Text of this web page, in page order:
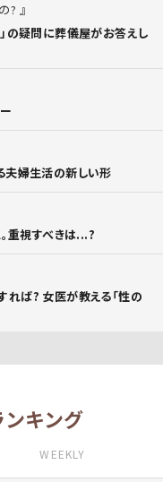
?
の疑問に葬儀屋がお答えし
夫婦生活の新しい形
重視すべきは...?
れば? 女医が教える「性の
キング
WEEKLY